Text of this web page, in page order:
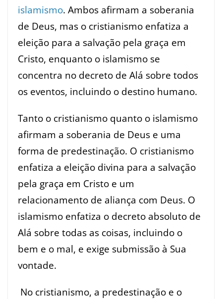
islamismo. Ambos afirmam a soberania
de Deus, mas o cristianismo enfatiza a
eleição para a salvação pela graça em
Cristo, enquanto o islamismo se
concentra no decreto de Alá sobre todos
os eventos, incluindo o destino humano.
Tanto o cristianismo quanto o islamismo
afirmam a soberania de Deus e uma
forma de predestinação. O cristianismo
enfatiza a eleição divina para a salvação
pela graça em Cristo e um
relacionamento de aliança com Deus. O
islamismo enfatiza o decreto absoluto de
Alá sobre todas as coisas, incluindo o
bem e o mal, e exige submissão à Sua
vontade.
No cristianismo, a predestinação e o